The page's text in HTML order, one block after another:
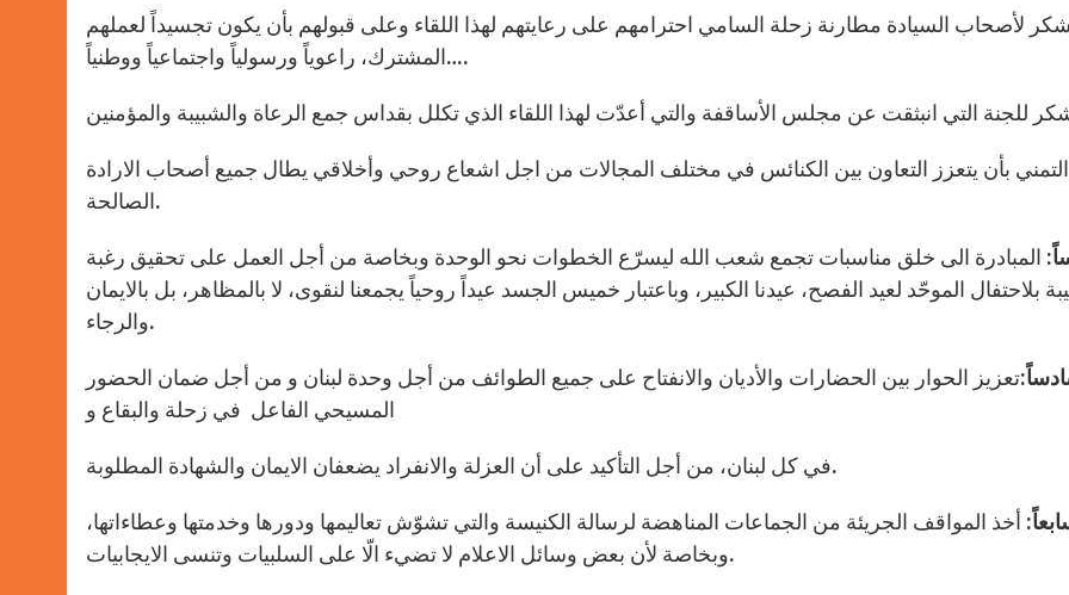
لأصحاب السيادة مطارنة زحلة السامي احترامهم على رعايتهم لهذا اللقاء وعلى قبولهم بأن يكون تجسيداً لعملهم
المشترك، راعوياً ورسولياً واجتماعياً ووطنياً….
التمني بأن يتعزز التعاون بين الكنائس في مختلف المجالات من اجل اشعاع روحي وأخلاقي يطال جميع أصحاب الارادة
الصالحة.
المبادرة الى خلق مناسبات تجمع شعب الله ليسرّع الخطوات نحو الوحدة وبخاصة من أجل العمل على تحقيق رغبة
بلاحتفال الموحّد لعيد الفصح، عيدنا الكبير، وباعتبار خميس الجسد عيداً روحياً يجمعنا لنقوى، لا بالمظاهر، بل بالايمان
والرجاء.
تعزيز الحوار بين الحضارات والأديان والانفتاح على جميع الطوائف من أجل وحدة لبنان و من أجل ضمان الحضور
المسيحي الفاعل في زحلة والبقاع و
في كل لبنان، من أجل التأكيد على أن العزلة والانفراد يضعفان الايمان والشهادة المطلوبة.
أخذ المواقف الجريئة من الجماعات المناهضة لرسالة الكنيسة والتي تشوّش تعاليمها ودورها وخدمتها وعطاءاتها،
وبخاصة لأن بعض وسائل الاعلام لا تضيء الّا على السلبيات وتنسى الايجابيات.